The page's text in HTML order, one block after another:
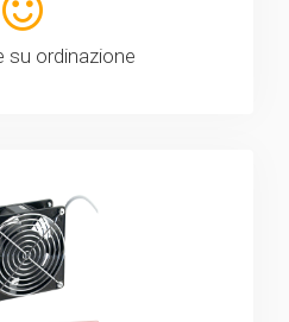
su ordinazione